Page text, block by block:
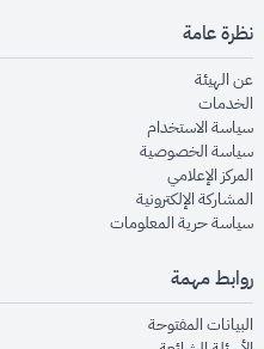
نظرة عامة
عن الهيئةopens in new window
الخدماتopens in new window
سياسة الاستخدام
سياسة الخصوصيةin new window
المركز الإعلاميopens in new window
المشاركة الإلكترونيةin new window
سياسة حرية المعلوماتin new window
روابط مهمة
البيانات المفتوحةin new window